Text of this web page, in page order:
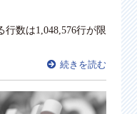
数は1,048,576行が限
続きを読む